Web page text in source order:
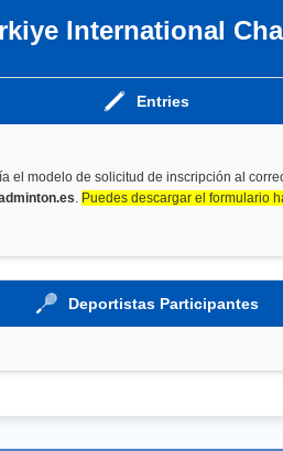
International
Entries
el modelo de solicitud de inscripción al
. Puedes descargar el formulario
Deportistas Participantes